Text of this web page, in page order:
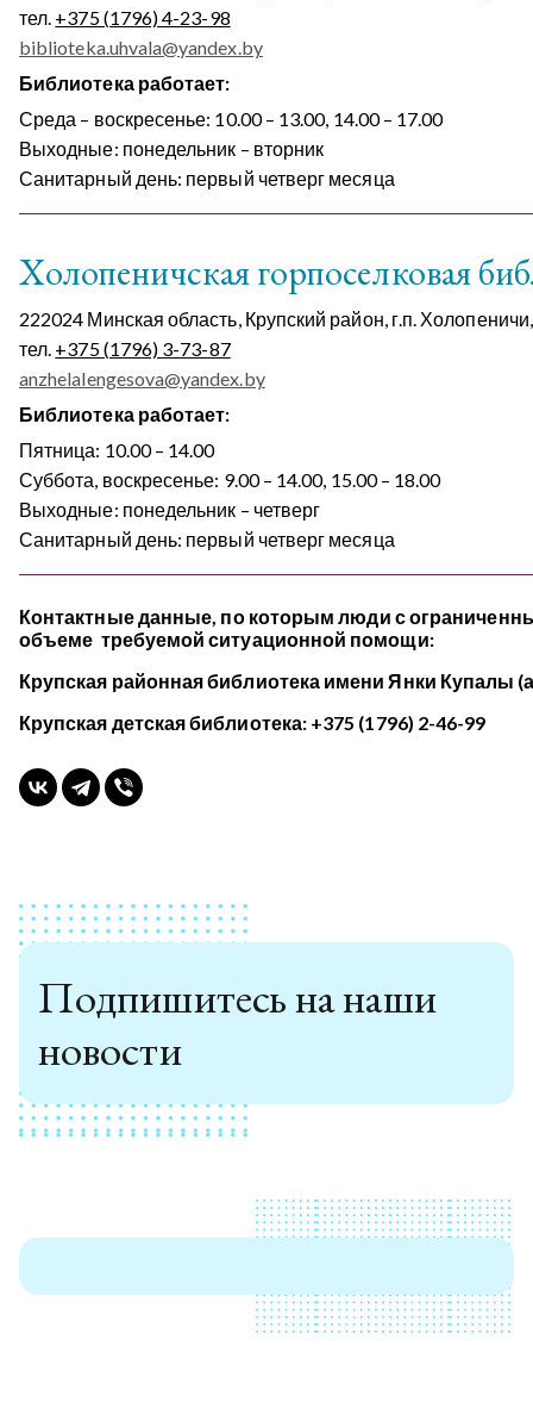
тел. +375 (1796) 4-23-98
biblioteka.uhvala@yandex.by
Библиотека работает:
Среда – воскресенье: 10.00 – 13.00, 14.00 – 17.00
Выходные: понедельник – вторник
Санитарный день: первый четверг месяца
Холопеничская горпоселковая
222024 Минская область, Крупский район, г.п.
тел. +375 (1796) 3-73-87
anzhelalengesova@yandex.by
Библиотека работает:
Пятница: 10.00 – 14.00
Суббота, воскресенье: 9.00 – 14.00, 15.00 – 18.00
Выходные: понедельник – четверг
Санитарный день: первый четверг месяца
Контактные данные, по которым люди с
объеме требуемой ситуационной помощи:
Крупская районная библиотека имени Янки Купалы
Крупская детская библиотека: +375 (1796) 2-46-99
Подпишитесь на наши
новости